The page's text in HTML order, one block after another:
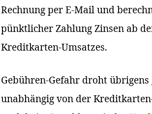
Rechnung per E-Mail und
pünktlicher Zahlung Zinsen ab
Kreditkarten-Umsatzes.
Gebühren-Gefahr droht übrigens
unabhängig von der